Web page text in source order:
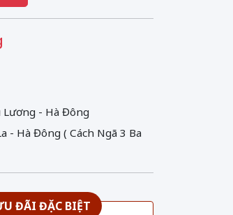
Lương - Hà Đông
- Hà Đông ( Cách Ngã 3 Ba
ĐÃI ĐẶC BIỆT